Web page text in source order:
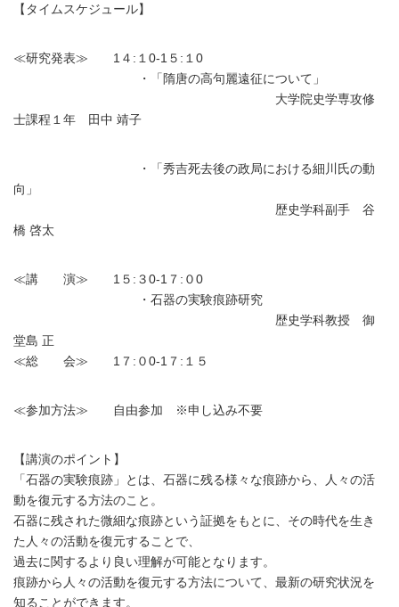
【タイムスケジュール】
≪研究発表≫ 1４:１0-1５:１0
・「隋唐の高句麗遠征について」
大学院史学専攻修
士課程１年 田中 靖子
・「秀吉死去後の政局における細川氏の動
向」
歴史学科副手 谷
橋 啓太
≪講 演≫ 1５:３0-1７:０0
・石器の実験痕跡研究
歴史学科教授 御
堂島 正
≪総 会≫ 1７:０0-1７:１５
≪参加方法≫ 自由参加 ※申し込み不要
【講演のポイント】
「石器の実験痕跡」とは、石器に残る様々な痕跡から、人々の活
動を復元する方法のこと。
石器に残された微細な痕跡という証拠をもとに、その時代を生き
た人々の活動を復元することで、
過去に関するより良い理解が可能となります。
痕跡から人々の活動を復元する方法について、最新の研究状況を
知ることができます。